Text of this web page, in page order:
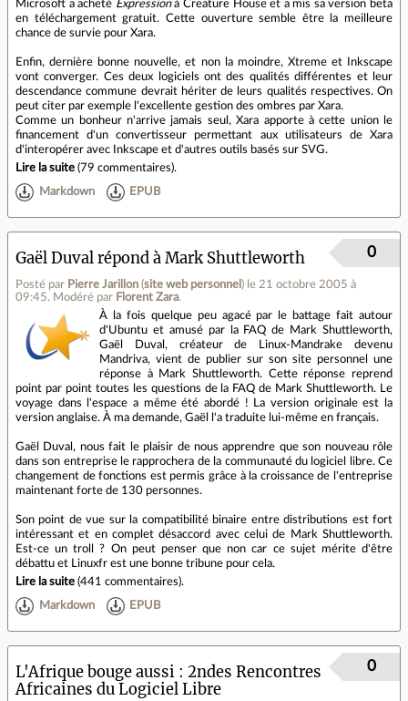
Microsoft a acheté Expressionà Creature House et a mis sa version beta
en téléchargement gratuit. Cette ouverture semble être la meilleure
chance de survie pour Xara.
Enfin, dernière bonne nouvelle, et non la moindre, Xtreme et Inkscape
vont converger. Ces deux logiciels ont des qualités différentes et leur
descendance commune devrait hériter de leurs qualités respectives. On
peut citer par exemple l'excellente gestion des ombres par Xara.
Comme un bonheur n'arrive jamais seul, Xara apporte à cette union le
financement d'un convertisseur permettant aux utilisateurs de Xara
d'interopérer avec Inkscape et d'autres outils basés sur SVG.
Lire la suite (79 commentaires).
Markdown EPUB
Gaël Duval répond à Mark Shuttleworth
Posté par Pierre Jarillon (site web personnel ) le 21 octobre 2005 à
09:45. Modéré par Florent Zara.
0
À la fois quelque peu agacé par le battage fait autour
d'Ubuntu et amusé par la FAQ de Mark Shuttleworth,
Gaël Duval, créateur de Linux-Mandrake devenu
Mandriva, vient de publier sur son site personnel une
réponse à Mark Shuttleworth. Cette réponse reprend
point par point toutes les questions de la FAQ de Mark Shuttleworth. Le
voyage dans l'espace a même été abordé ! La version originale est la
version anglaise. À ma demande, Gaël l'a traduite lui-même en français.
Gaël Duval, nous fait le plaisir de nous apprendre que son nouveau rôle
dans son entreprise le rapprochera de la communauté du logiciel libre. Ce
changement de fonctions est permis grâce à la croissance de l'entreprise
maintenant forte de 130 personnes.
Son point de vue sur la compatibilité binaire entre distributions est fort
intéressant et en complet désaccord avec celui de Mark Shuttleworth.
Est-ce un troll ? On peut penser que non car ce sujet mérite d'être
débattu et Linuxfr est une bonne tribune pour cela.
Lire la suite (441 commentaires).
Markdown EPUB
L'Afrique bouge aussi : 2ndes Rencontres
Africaines du Logiciel Libre
0